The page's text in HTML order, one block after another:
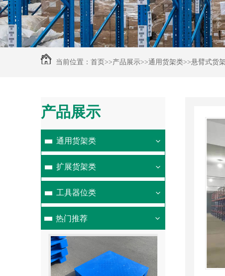
当前位置： 首页 >>产品展示>>通用货架类>>悬臂式货架
产品展示
通用货架类
扩展货架类
工具器位类
热门推荐